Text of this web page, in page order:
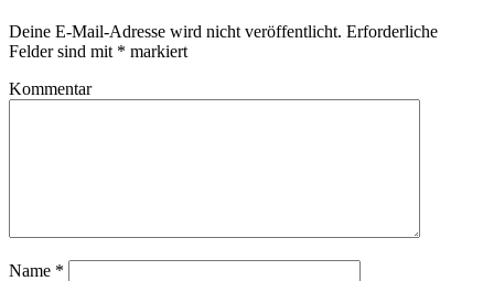
Deine E-Mail-Adresse wird nicht veröffentlicht. Erforderliche
Felder sind mit * markiert
Kommentar
Name *